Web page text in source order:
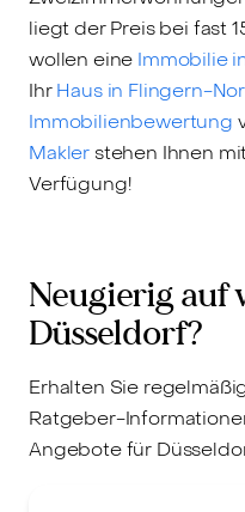
liegt der Preis bei fast
wollen eine Immobilie
IhrHaus in Flingern-
Immobilienbewertung
Makler stehen Ihnen
Verfügung!
Neugierig auf
Düsseldorf?
Erhalten Sie
Ratgeber-
Angebote für